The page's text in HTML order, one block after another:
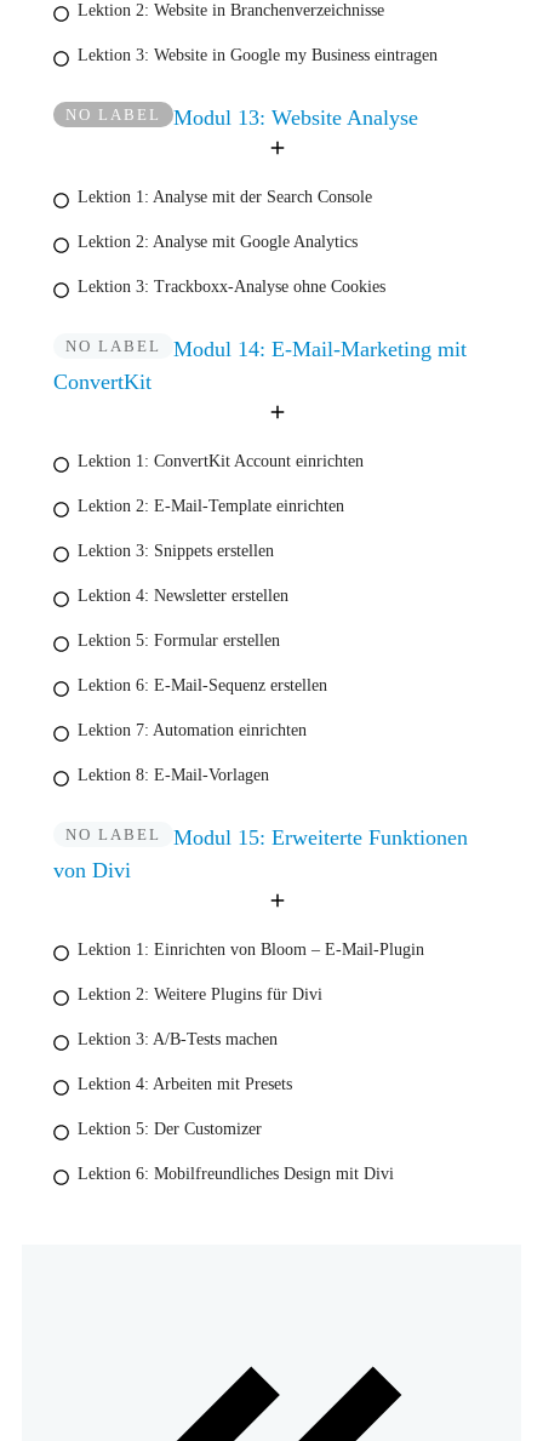
Lektion 2: Website in Branchenverzeichnisse
Lektion 3: Website in Google my Business eintragen
NO LABEL Modul 13: Website Analyse
Lektion 1: Analyse mit der Search Console
Lektion 2: Analyse mit Google Analytics
Lektion 3: Trackboxx-Analyse ohne Cookies
NO LABEL
Modul 14: E-Mail-Marketing mit
ConvertKit
Lektion 1: ConvertKit Account einrichten
Lektion 2: E-Mail-Template einrichten
Lektion 3: Snippets erstellen
Lektion 4: Newsletter erstellen
Lektion 5: Formular erstellen
Lektion 6: E-Mail-Sequenz erstellen
Lektion 7: Automation einrichten
Lektion 8: E-Mail-Vorlagen
NO LABEL
Modul 15: Erweiterte Funktionen
von Divi
Lektion 1: Einrichten von Bloom – E-Mail-Plugin
Lektion 2: Weitere Plugins für Divi
Lektion 3: A/B-Tests machen
Lektion 4: Arbeiten mit Presets
Lektion 5: Der Customizer
Lektion 6: Mobilfreundliches Design mit Divi